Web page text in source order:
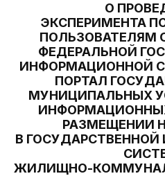
О
ЭКСПЕРИМЕНТА
ПОЛЬЗОВАТЕЛЯМ
ФЕДЕРАЛЬНОЙ
ИНФОРМАЦИОННОЙ
ПОРТАЛ
МУНИЦИПАЛЬНЫХ
РАЗМЕЩЕНИИ
В
ЖИЛИЩНО-